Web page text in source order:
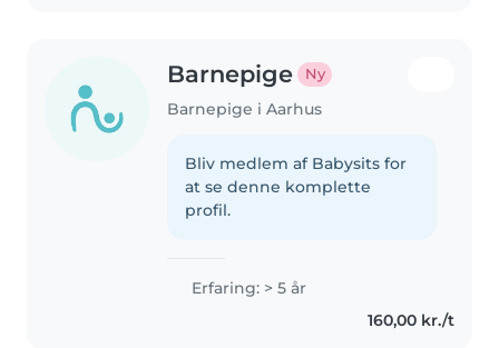
Barnepige Ny
Barnepige i Aarhus
Bliv medlem af Babysits for
at se denne komplette
profil.
Erfaring: > 5 år
160,00 kr./t